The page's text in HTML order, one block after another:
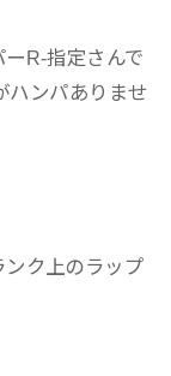
R-指定さんで
ハンパありませ
ンク上のラップ